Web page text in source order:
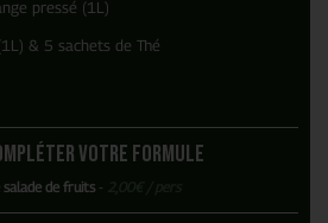
pressé (1L)
& 5 sachets de Thé
votre formule
de fruits -